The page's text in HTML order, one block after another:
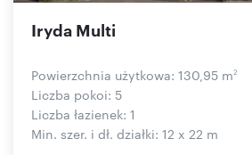
Iryda Multi
Powierzchnia użytkowa: 130,95 m2
Liczba pokoi: 5
Liczba łazienek: 1
Min. szer. i dł. działki: 12 x 22 m